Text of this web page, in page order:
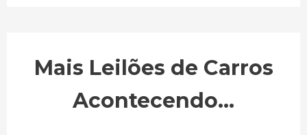
Mais Leilões de Carros
Acontecendo...